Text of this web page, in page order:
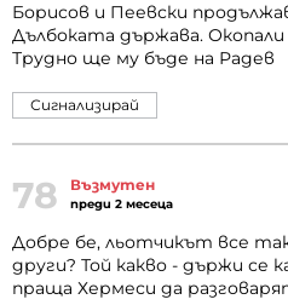
Борисов и Пеевски
Дълбоката държава. Окопали
Трудно ще му бъде на Радев
Сигнализирай
78 Възмутен
преди 2 месеца
Добре бе, льотчикът все
други? Той какво - държи се
праща Хермеси да